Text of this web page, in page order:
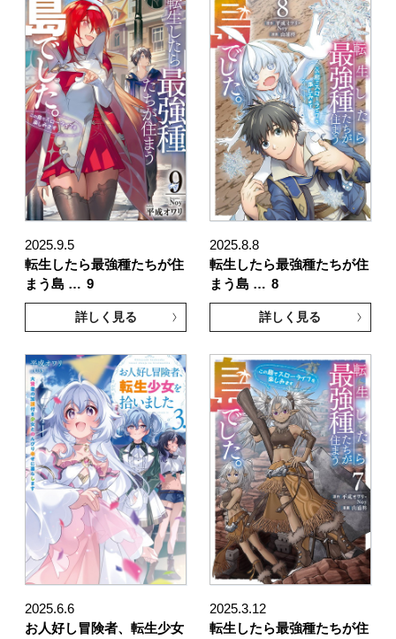
2025.9.5
転生したら最強種たちが住
まう島 … 9
詳しく見る
2025.8.8
転生したら最強種たちが住
まう島 … 8
詳しく見る
2025.6.6
お人好し冒険者、転生少女
2025.3.12
転生したら最強種たちが住